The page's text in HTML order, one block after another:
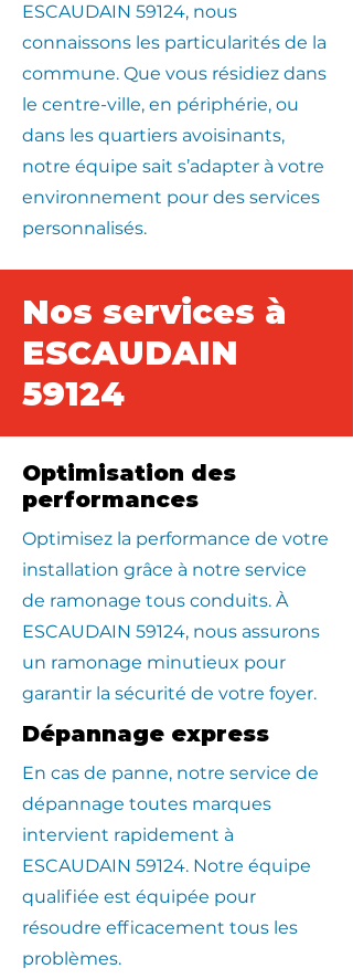
ESCAUDAIN 59124, nous
connaissons les particularités de la
commune. Que vous résidiez dans
le centre-ville, en périphérie, ou
dans les quartiers avoisinants,
notre équipe sait s’adapter à votre
environnement pour des services
personnalisés.
Nos services à
ESCAUDAIN
59124
Optimisation des
performances
Optimisez la performance de votre
installation grâce à notre service
de ramonage tous conduits. À
ESCAUDAIN 59124, nous assurons
un ramonage minutieux pour
garantir la sécurité de votre foyer.
Dépannage express
En cas de panne, notre service de
dépannage toutes marques
intervient rapidement à
ESCAUDAIN 59124. Notre équipe
qualifiée est équipée pour
résoudre efficacement tous les
problèmes.